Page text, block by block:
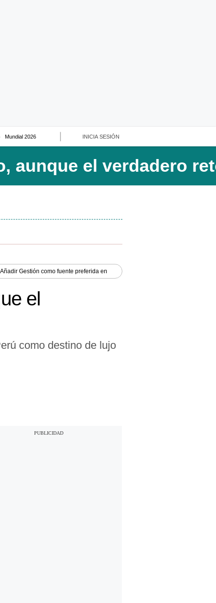
Mundial 2026 INICIA SESIÓN
Añadir Gestión como fuente preferida en
el
como destino de lujo